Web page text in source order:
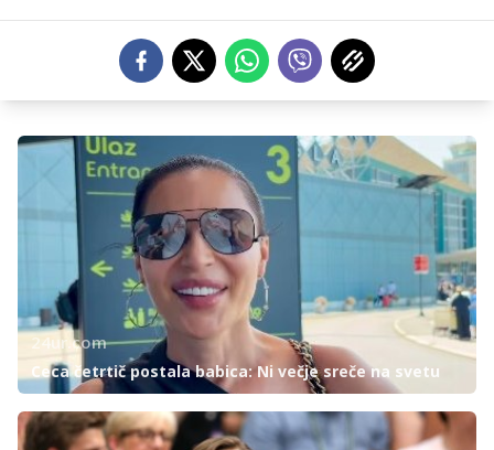
24ur.com
Ceca četrtič postala babica: Ni večje sreče na svetu